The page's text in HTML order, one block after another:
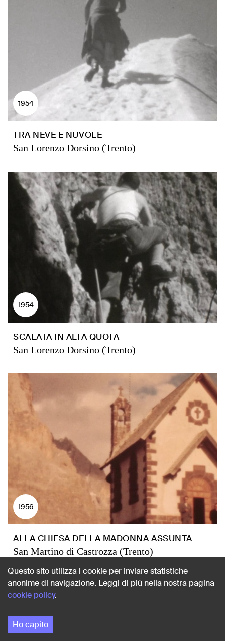
1954
TRA NEVE E NUVOLE
San Lorenzo Dorsino (Trento)
1954
SCALATA IN ALTA QUOTA
San Lorenzo Dorsino (Trento)
1956
ALLA CHIESA DELLA MADONNA ASSUNTA
San Martino di Castrozza (Trento)
Questo sito utilizza i cookie per inviare statistiche
anonime di navigazione. Leggi di più nella nostra pagina
cookie policy.
Ho capito